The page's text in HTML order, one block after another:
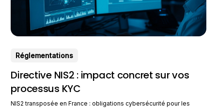
Réglementations
Directive NIS2 : impact concret sur vos
processus KYC
NIS2 transposée en France : obligations cybersécurité pour les